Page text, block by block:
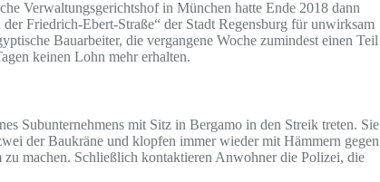
Verwaltungsgerichtshof in München hatte Ende 2018 dann
Friedrich-Ebert-Straße“ der Stadt Regensburg für unwirksam
Bauarbeiter, die vergangene Woche zumindest einen Teil
keinen Lohn mehr erhalten.
Subunternehmens mit Sitz in Bergamo in den Streik treten. Sie
der Baukräne und klopfen immer wieder mit Hämmern gegen
machen. Schließlich kontaktieren Anwohner die Polizei, die